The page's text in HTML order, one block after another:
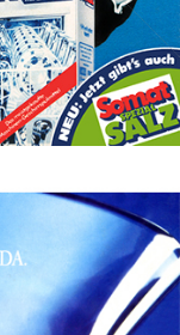
Bild-ID: 562